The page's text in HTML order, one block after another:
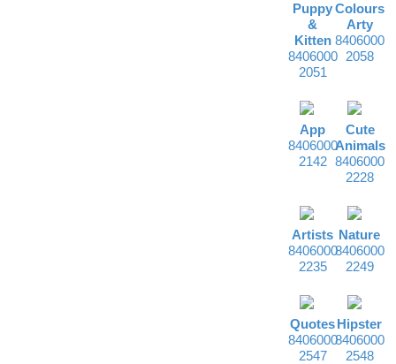
Puppy
&
Kitten
8406000
2051
Colours
Arty
8406000
2058
App
8406000
2142
Cute
Animals
8406000
2228
Artists
8406000
2235
Nature
8406000
2249
Quotes
8406000
2547
Hipster
8406000
2548